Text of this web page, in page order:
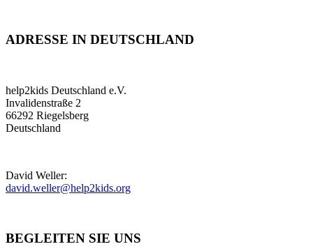
ADRESSE IN DEUTSCHLAND
help2kids Deutschland e.V.
Invalidenstraße 2
66292 Riegelsberg
Deutschland
David Weller:
david.weller@help2kids.org
BEGLEITEN SIE UNS